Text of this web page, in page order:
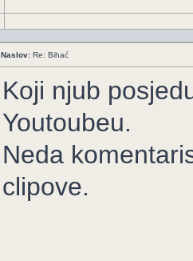
Naslov: Re: Bihać
Koji njub
Youtoubeu.
Neda
clipove.